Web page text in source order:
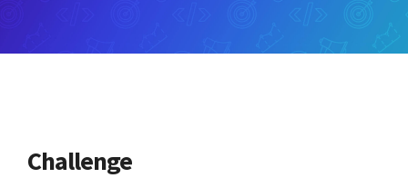
Challenge